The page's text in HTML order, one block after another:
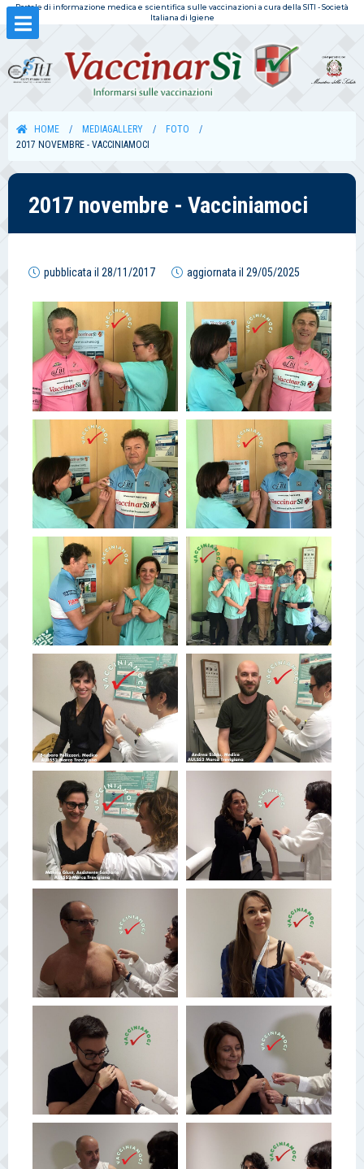
Portale di informazione medica e scientifica sulle vaccinazioni a cura della SITI - Società
Italiana di Igiene
HOME MEDIAGALLERY
FOTO
2017 NOVEMBRE - VACCINIAMOCI
2017 novembre - Vacciniamoci
pubblicata il 28/11/2017 aggiornata il 29/05/2025